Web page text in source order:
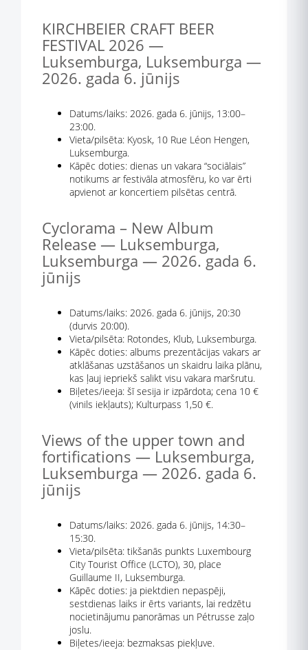
KIRCHBEIER CRAFT BEER
FESTIVAL 2026 —
Luksemburga, Luksemburga —
2026. gada 6. jūnijs
Datums/laiks: 2026. gada 6. jūnijs, 13:00–
23:00.
Vieta/pilsēta: Kyosk, 10 Rue Léon Hengen,
Luksemburga.
Kāpēc doties: dienas un vakara “sociālais”
notikums ar festivāla atmosfēru, ko var ērti
apvienot ar koncertiem pilsētas centrā.
Cyclorama – New Album
Release — Luksemburga,
Luksemburga — 2026. gada 6.
jūnijs
Datums/laiks: 2026. gada 6. jūnijs, 20:30
(durvis 20:00).
Vieta/pilsēta: Rotondes, Klub, Luksemburga.
Kāpēc doties: albums prezentācijas vakars ar
atklāšanas uzstāšanos un skaidru laika plānu,
kas ļauj iepriekš salikt visu vakara maršrutu.
Biļetes/ieeja: šī sesija ir izpārdota; cena 10 €
(vinils iekļauts); Kulturpass 1,50 €.
Views of the upper town and
fortifications — Luksemburga,
Luksemburga — 2026. gada 6.
jūnijs
Datums/laiks: 2026. gada 6. jūnijs, 14:30–
15:30.
Vieta/pilsēta: tikšanās punkts Luxembourg
City Tourist Office (LCTO), 30, place
Guillaume II, Luksemburga.
Kāpēc doties: ja piektdien nepaspēji,
sestdienas laiks ir ērts variants, lai redzētu
nocietinājumu panorāmas un Pétrusse zaļo
joslu.
Biļetes/ieeja: bezmaksas piekļuve.